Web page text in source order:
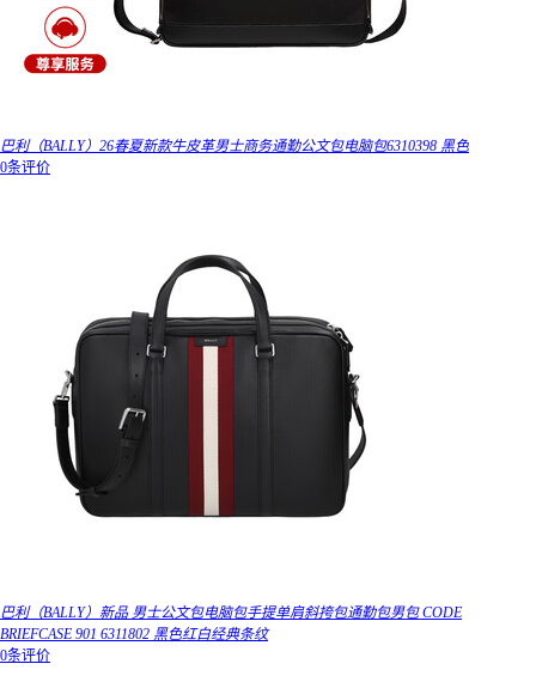
巴利（BALLY）26春夏新款牛皮革男士商务通勤公文包电脑包6310398 黑色
0条评价
巴利（BALLY）新品 男士公文包电脑包手提单肩斜挎包通勤包男包 CODE
BRIEFCASE 901 6311802 黑色红白经典条纹
0条评价